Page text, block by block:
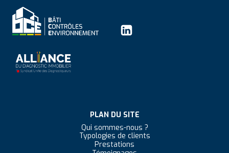
PLAN DU SITE
Qui sommes-nous ?
Typologies de clients
Prestations